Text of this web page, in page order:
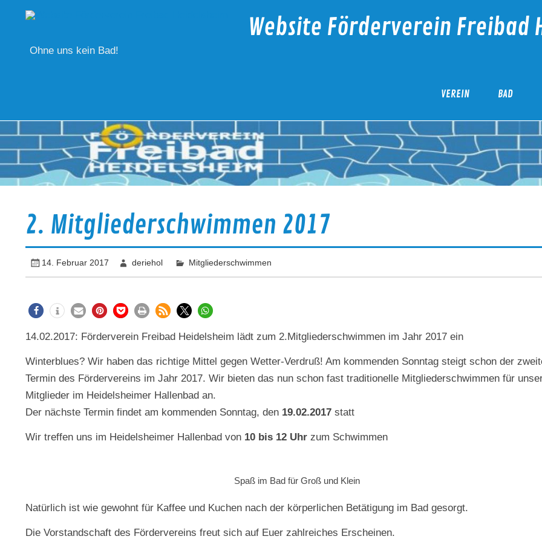
content
Website Förderverein Freibad
Ohne uns kein Bad!
VEREIN BAD
2. Mitgliederschwimmen 2017
14. Februar 2017 deriehol Mitgliederschwimmen
14.02.2017: Förderverein Freibad Heidelsheim lädt zum 2.Mitgliederschwimmen im Jahr 2017 ein
Winterblues? Wir haben das richtige Mittel gegen Wetter-Verdruß! Am kommenden Sonntag steigt schon der
Termin des Fördervereins im Jahr 2017. Wir bieten das nun schon fast traditionelle Mitgliederschwimmen für
Mitglieder im Heidelsheimer Hallenbad an.
Der nächste Termin findet am kommenden Sonntag, den 19.02.2017 statt
Wir treffen uns im Heidelsheimer Hallenbad von 10 bis 12 Uhr zum Schwimmen
Spaß im Bad für Groß und Klein
Natürlich ist wie gewohnt für Kaffee und Kuchen nach der körperlichen Betätigung im Bad gesorgt.
Die Vorstandschaft des Fördervereins freut sich auf Euer zahlreiches Erscheinen.